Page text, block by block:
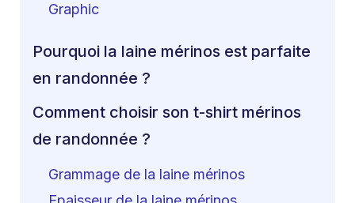
Graphic
Pourquoi la laine mérinos est parfaite
en randonnée ?
Comment choisir son t-shirt mérinos
de randonnée ?
Grammage de la laine mérinos